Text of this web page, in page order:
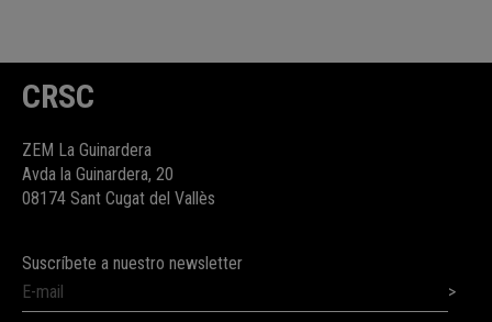
CRSC
ZEM La Guinardera
Avda la Guinardera, 20
08174 Sant Cugat del Vallès
Suscríbete a nuestro newsletter